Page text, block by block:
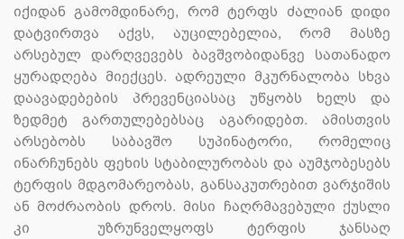
იქიდან გამომდინარე, რომ ტერფს ძალიან დიდი
დატვირთვა აქვს, აუცილებელია, რომ მასზე
არსებულ დარღვევებს ბავშვობიდანვე სათანადო
ყურადღება მიექცეს. ადრეული მკურნალობა სხვა
დაავადებების პრევენციასაც უწყობს ხელს და
ზედმეტ გართულებებსაც აგარიდებთ. ამისთვის
არსებობს საბავშო სუპინატორი, რომელიც
ინარჩუნებს ფეხის სტაბილურობას და აუმჯობესებს
ტერფის მდგომარეობას, განსაკუთრებით ვარჯიშის
ან მოძრაობის დროს. მისი ჩაღრმავებული ქუსლი
კი უზრუნველყოფს ტერფის ჯანსაღ